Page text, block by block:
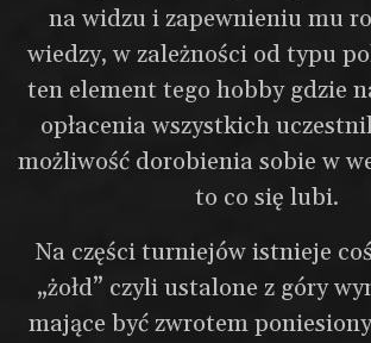
na widzu i zapewnieniu mu
wiedzy, w zależności od typu
ten element tego hobby gdzie
opłacenia wszystkich
możliwość dorobienia sobie w
to co się lubi.
Na części turniejów istnieje
„żołd” czyli ustalone z góry
mające być zwrotem